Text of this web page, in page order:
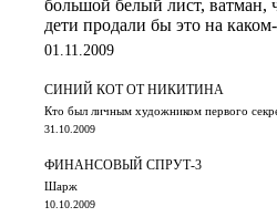
большой белый лист, ватман,
дети продали бы это на
01.11.2009
СИНИЙ КОТ ОТ НИКИТИНА
Кто был личным художником первого
31.10.2009
ФИНАНСОВЫЙ СПРУТ-3
Шарж
10.10.2009